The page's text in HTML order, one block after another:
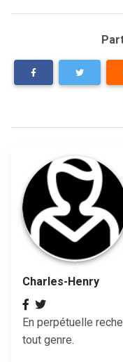
Charles-Henry
En perpétuelle
tout genre.